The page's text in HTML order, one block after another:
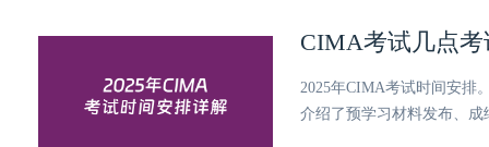
CIMA考试几点考
2025年CIMA考试时间安排
介绍了预学习材料发布、